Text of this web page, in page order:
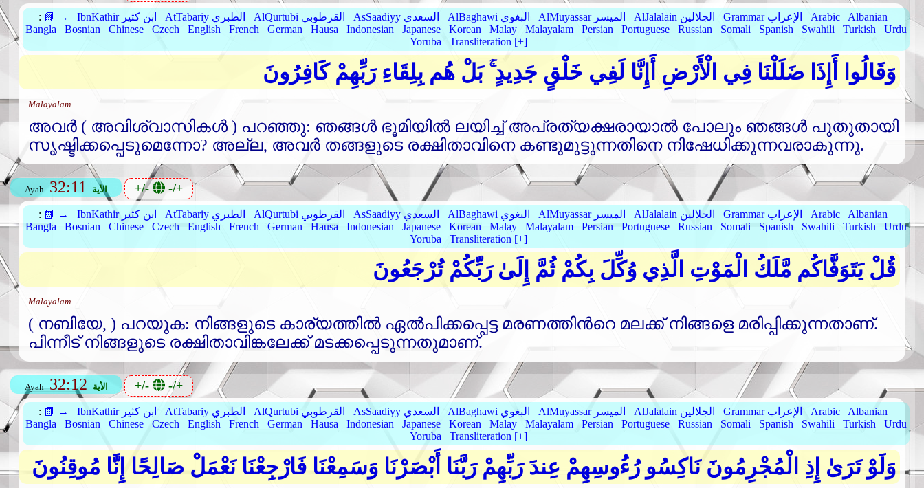
: 📗 → IbnKathir ابن كثير AtTabariy الطبري AlQurtubi القرطوبي AsSaadiyy السعدي AlBaghawi البغوي AlMuyassar الميسر AlJalalain الجلالين Grammar الإعراب Arabic
Albanian
Bangla
Bosnian Chinese Czech English French German Hausa Indonesian Japanese Korean Malay Malayalam Persian Portuguese Russian Somali Spanish Swahili Turkish
Urdu
Yoruba
Transliteration [+]
وَقَالُوا أَإِذَا ضَلَلْنَا فِي الْأَرْضِ أَإِنَّا لَفِي خَلْقٍ جَدِيدٍ ۚ بَلْ هُم بِلِقَاءِ رَبِّهِمْ كَافِرُونَ
Malayalam
അവര്‍ ( അവിശ്വാസികള്‍ ) പറഞ്ഞു: ഞങ്ങള്‍ ഭൂമിയില്‍ ലയിച്ച്‌ അപ്രത്യക്ഷരായാല്‍ പോലും ഞങ്ങള്‍ പുതുതായി
സൃഷ്ടിക്കപ്പെടുമെന്നോ? അല്ല, അവര്‍ തങ്ങളുടെ രക്ഷിതാവിനെ കണ്ടുമുട്ടുന്നതിനെ നിഷേധിക്കുന്നവരാകുന്നു.
Ayah 32:11 الأية +/- -/+
: 📗 → IbnKathir ابن كثير AtTabariy الطبري AlQurtubi القرطوبي AsSaadiyy السعدي AlBaghawi البغوي AlMuyassar الميسر AlJalalain الجلالين Grammar الإعراب Arabic
Albanian
Bangla
Bosnian Chinese Czech English French German Hausa Indonesian Japanese Korean Malay Malayalam Persian Portuguese Russian Somali Spanish Swahili Turkish
Urdu
Yoruba
Transliteration [+]
قُلْ يَتَوَفَّاكُم مَّلَكُ الْمَوْتِ الَّذِي وُكِّلَ بِكُمْ ثُمَّ إِلَىٰ رَبِّكُمْ تُرْجَعُونَ
Malayalam
( നബിയേ, ) പറയുക: നിങ്ങളുടെ കാര്യത്തില്‍ ഏല്‍പിക്കപ്പെട്ട മരണത്തിന്‍റെ മലക്ക്‌ നിങ്ങളെ മരിപ്പിക്കുന്നതാണ്‌.
പിന്നീട്‌ നിങ്ങളുടെ രക്ഷിതാവിങ്കലേക്ക്‌ മടക്കപ്പെടുന്നതുമാണ്‌.
Ayah 32:12 الأية +/- -/+
: 📗 → IbnKathir ابن كثير AtTabariy الطبري AlQurtubi القرطوبي AsSaadiyy السعدي AlBaghawi البغوي AlMuyassar الميسر AlJalalain الجلالين Grammar الإعراب Arabic
Albanian
Bangla
Bosnian Chinese Czech English French German Hausa Indonesian Japanese Korean Malay Malayalam Persian Portuguese Russian Somali Spanish Swahili Turkish
Urdu
Yoruba
Transliteration [+]
وَلَوْ تَرَىٰ إِذِ الْمُجْرِمُونَ نَاكِسُو رُءُوسِهِمْ عِندَ رَبِّهِمْ رَبَّنَا أَبْصَرْنَا وَسَمِعْنَا فَارْجِعْنَا نَعْمَلْ صَالِحًا إِنَّا مُوقِنُونَ